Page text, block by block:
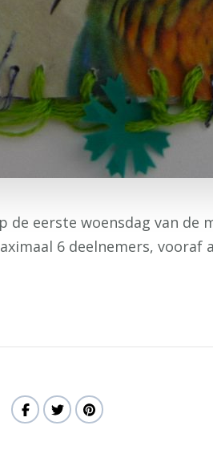
eerste woensdag van de
6 deelnemers,